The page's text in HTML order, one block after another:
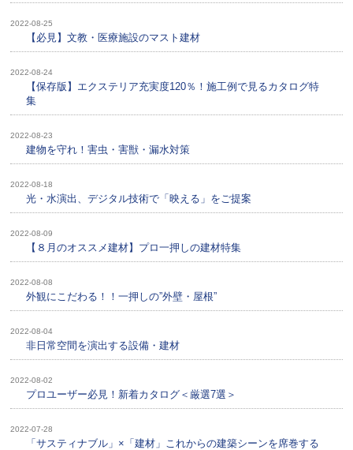
2022-08-25
【必見】文教・医療施設のマスト建材
2022-08-24
【保存版】エクステリア充実度120％！施工例で見るカタログ特
集
2022-08-23
建物を守れ！害虫・害獣・漏水対策
2022-08-18
光・水演出、デジタル技術で「映える」をご提案
2022-08-09
【８月のオススメ建材】プロ一押しの建材特集
2022-08-08
外観にこだわる！！一押しの”外壁・屋根”
2022-08-04
非日常空間を演出する設備・建材
2022-08-02
プロユーザー必見！新着カタログ＜厳選7選＞
2022-07-28
「サスティナブル」×「建材」これからの建築シーンを席巻する